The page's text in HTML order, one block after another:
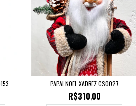
PAPAI NOEL XADREZ CS0027
R$310,00